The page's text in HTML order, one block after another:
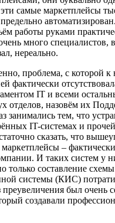
самые маркетплейсы
работы руками
много специалистов,
нереально.
проблема, с которой
фактически
IT и всеми
отделов, назовём их
занимались тем, что
IT-системах и
сказать, что
–
И таких систем у
только составление
системы (КИС)
преувеличения был очень
создавали